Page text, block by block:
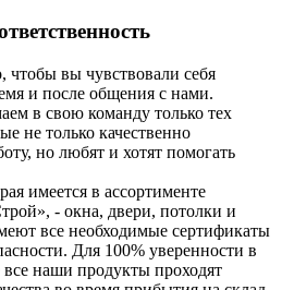
чтобы вы чувствовали себя
и после общения с нами.
в свою команду только тех
не только качественно
но любят и хотят помогать
имеется в ассортименте
- окна, двери, потолки и
все необходимые сертификаты
Для 100% уверенности в
все наши продукты проходят